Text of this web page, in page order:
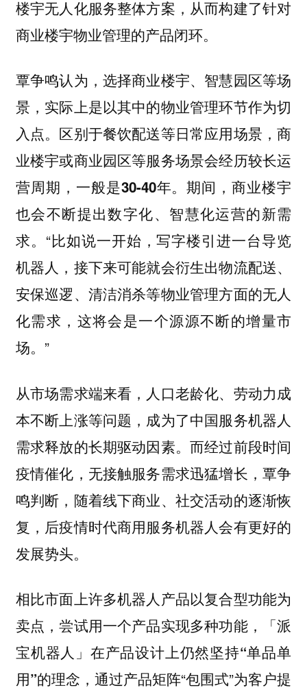
楼宇无人化服务整体方案， 从而构建了针对
商业楼宇物业管理的产品闭环。
覃争鸣认为，选择商业楼宇、智慧园区等场
景，实际上是以其中的物业管理环节作为切
入点。区别于餐饮配送等日常应用场景，商
业楼宇或商业园区等服务场景会经历较长运
营周期， 一般是30-40年。期间，商业楼宇
也会不断提出数字化、智慧化运营的新需
求。 “比如说一开始，写字楼引进一台导览
机器人，接下来可能就会衍生出物流配送、
安保巡逻、清洁消杀等物业管理方面的无人
化需求，这将会是一个源源不断的增量市
场。”
从市场需求端来看，人口老龄化、劳动力成
本不断上涨等问题，成为了中国服务机器人
需求释放的长期驱动因素。而经过前段时间
疫情催化，无接触服务需求迅猛增长，覃争
鸣判断，随着线下商业、社交活动的逐渐恢
复，后疫情时代商用服务机器人会有更好的
发展势头。
相比市面上许多机器人产品以复合型功能为
卖点，尝试用一个产品实现多种功能，
「派
宝机器人」在产品设计上仍然坚持“单品单
用”的理念， 通过产品矩阵“包围式”为客户提